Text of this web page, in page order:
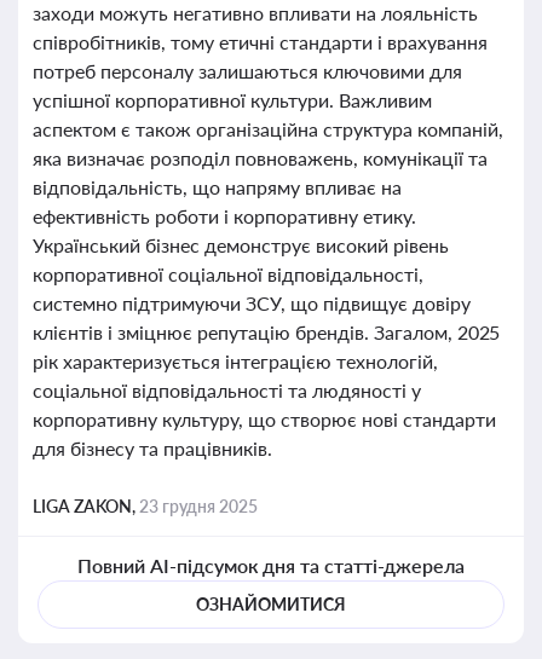
заходи можуть негативно впливати на лояльність
співробітників, тому етичні стандарти і врахування
потреб персоналу залишаються ключовими для
успішної корпоративної культури. Важливим
аспектом є також організаційна структура компаній,
яка визначає розподіл повноважень, комунікації та
відповідальність, що напряму впливає на
ефективність роботи і корпоративну етику.
Український бізнес демонструє високий рівень
корпоративної соціальної відповідальності,
системно підтримуючи ЗСУ, що підвищує довіру
клієнтів і зміцнює репутацію брендів. Загалом, 2025
рік характеризується інтеграцією технологій,
соціальної відповідальності та людяності у
корпоративну культуру, що створює нові стандарти
для бізнесу та працівників.
LIGA ZAKON, 23 грудня 2025
Повний AI-підсумок дня та статті-джерела
ОЗНАЙОМИТИСЯ